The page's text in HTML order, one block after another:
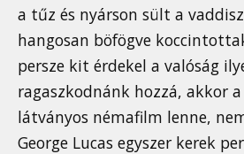
a tűz és nyárson sült a
hangosan böfögve
persze kit érdekel a valóság
ragaszkodnánk hozzá, akkor
látványos némafilm lenne,
George Lucas egyszer kerek